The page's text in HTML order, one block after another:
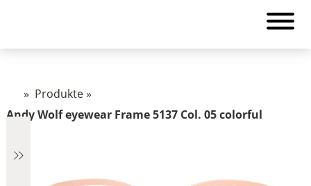
» Produkte»
Andy Wolf eyewear Frame 5137 Col. 05 colorful